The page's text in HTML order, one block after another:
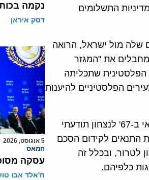
התשלומים
שלה מול ישראל, הרואה
את "המגזר
שתכליתה
הפלסטיניים להיענות
במידה רבה ניתן לומר שזהו נסיון רציני ראשון של ישראל להפוך את הנצחון הצבאי ב-67' לנצחון תודעתי
התנאים לקידום הסכם
לטרור, ובכלל זה
כלפיהם.
נקמה
דסק איראן
5 אוגוסט, 2026
חמאס
עסקה
ח'אלד אבו